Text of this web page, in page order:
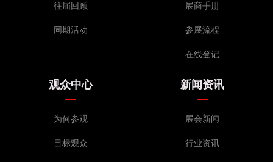
往届回顾
同期活动
展商手册
参展流程
在线登记
观众中心
为何参观
目标观众
新闻资讯
展会新闻
行业资讯